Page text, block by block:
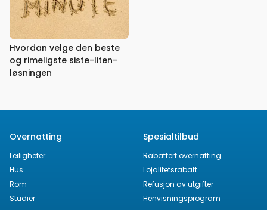
Hvordan velge den beste
og rimeligste siste-liten-
løsningen
Overnatting
Leiligheter
Hus
Rom
Studier
Spesialtilbud
Rabattert overnatting
Lojalitetsrabatt
Refusjon av utgifter
Henvisningsprogram